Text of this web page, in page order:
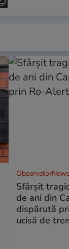
Sfârşit
de ani din
dispărută
ucisă de